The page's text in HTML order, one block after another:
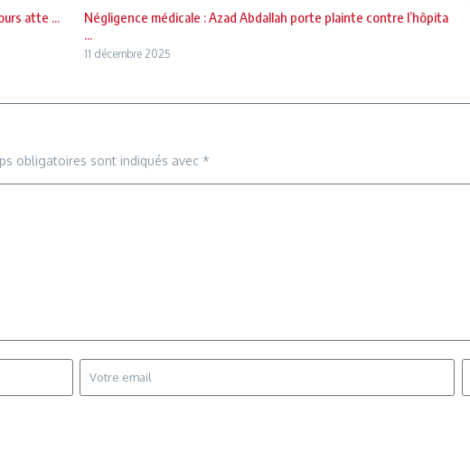
atte ...
Négligence médicale : Azad Abdallah porte plainte contre l’hôpita
...
11 décembre 2025
obligatoires sont indiqués avec *